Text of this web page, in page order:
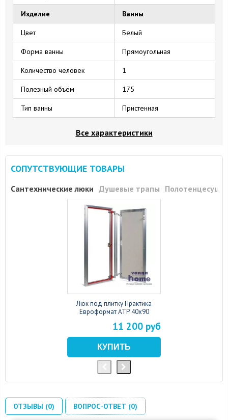
Изделие Ванны
Цвет Белый
Форма ванны Прямоугольная
Количество человек 1
Полезный объём 175
Тип ванны Пристенная
Все характеристики
СОПУТСТВУЮЩИЕ ТОВАРЫ
Сантехнические люки Душевые трапы
Люк под плитку Практика
Евроформат АТР 40x90
11 200 руб
ОТЗЫВЫ (0) ВОПРОС-ОТВЕТ (0)